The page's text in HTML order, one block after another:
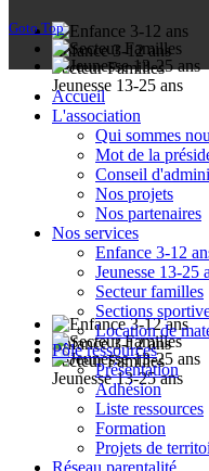
Enfance 3-12 ans
Enfance 3-12 ans
Secteur Familles
Secteur Familles
Jeunesse 13-25 ans
Jeunesse 13-25 ans
Goto Top
Accueil
L'association
Qui sommes
Mot de la
Conseil
Nos projets
Nos partenaires
Nos services
Enfance 3-12
Jeunesse 13-25
Secteur familles
Sections
Location de
Pôle ressources
Présentation
Adhésion
Liste ressources
Formation
Projets de
Réseau parentalité